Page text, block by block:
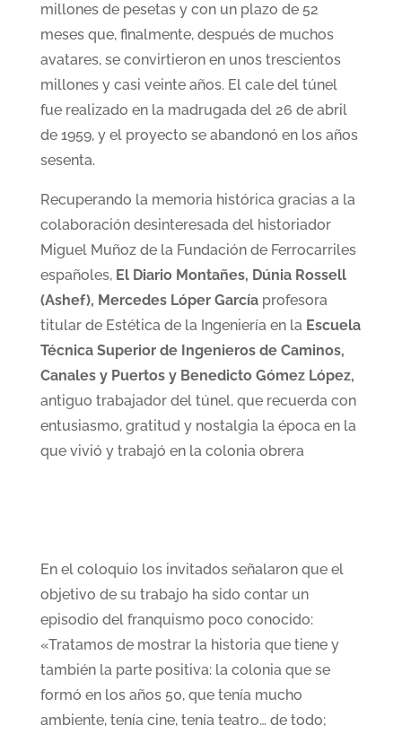
millones de pesetas y con un plazo de 52
meses que, finalmente, después de muchos
avatares, se convirtieron en unos trescientos
millones y casi veinte años. El cale del túnel
fue realizado en la madrugada del 26 de abril
de 1959, y el proyecto se abandonó en los años
sesenta.
Recuperando la memoria histórica gracias a la
colaboración desinteresada del historiador
Miguel Muñoz de la Fundación de Ferrocarriles
españoles,El Diario Montañes, Dúnia Rossell
(Ashef), Mercedes Lóper García profesora
titular de Estética de la Ingeniería en la Escuela
Técnica Superior de Ingenieros de Caminos,
Canales y Puertos y Benedicto Gómez López,
antiguo trabajador del túnel, que recuerda con
entusiasmo, gratitud y nostalgia la época en la
que vivió y trabajó en la colonia obrera
En el coloquio los invitados señalaron que el
objetivo de su trabajo ha sido contar un
episodio del franquismo poco conocido:
«Tratamos de mostrar la historia que tiene y
también la parte positiva: la colonia que se
formó en los años 50, que tenía mucho
ambiente, tenía cine, tenía teatro… de todo;